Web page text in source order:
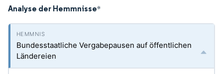
Analyse der Hemmnisse*
Bundesstaatliche Vergabepausen auf öffentlichen
Ländereien